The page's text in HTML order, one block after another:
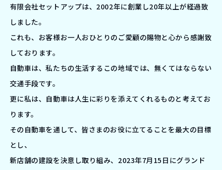
有限会社セットアップは、2002年に創業し20年以上が経過致
しました。
これも、お客様お一人おひとりのご愛顧の賜物と心から感謝致
しております。
自動車は、私たちの生活するこの地域では、無くてはならない
交通手段です。
更に私は、自動車は人生に彩りを添えてくれるものと考えてお
ります。
その自動車を通して、皆さまのお役に立てることを最大の目標
とし、
新店舗の建設を決意し取り組み、2023年7月15日にグランド